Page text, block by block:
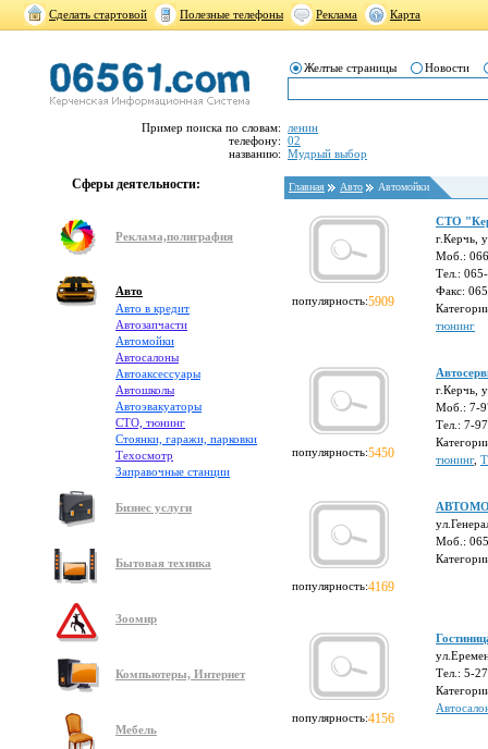
Сделать стартовой Полезные телефоны Реклама Карта
Желтые страницы Новости
Пример поиска по словам:
телефону:
названию:
ленин
02
Мудрый выбор
Сферы деятельности:
Реклама,полиграфия
Авто
Авто в кредит
Автозапчасти
Автомойки
Автосалоны
Автоаксессуары
Автошколы
Автоэвакуаторы
СТО, тюнинг
Стоянки, гаражи, парковки
Техосмотр
Заправочные станции
Бизнес услуги
Бытовая техника
Зоомир
Компьютеры, Интернет
Мебель
Главная Авто Автомойки
популярность:5909
СТО
г.Керчь,
Моб.:
Тел.:
Факс:
тюнинг
популярность:5450
г.Керчь,
Моб.: 7-
Тел.: 7-
тюнинг,
популярность:4169
Моб.:
популярность:4156
Тел.: 5-